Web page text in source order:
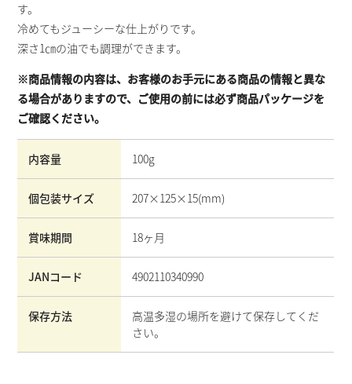
す。
冷めてもジューシーな仕上がりです。
深さ1㎝の油でも調理ができます。
※商品情報の内容は、お客様のお手元にある商品の情報と異な
る場合がありますので、ご使用の前には必ず商品パッケージを
ご確認ください。
内容量 100g
個包装サイズ 207×125×15(mm)
賞味期間 18ヶ月
JANコード 4902110340990
保存方法
高温多湿の場所を避けて保存してくだ
さい。